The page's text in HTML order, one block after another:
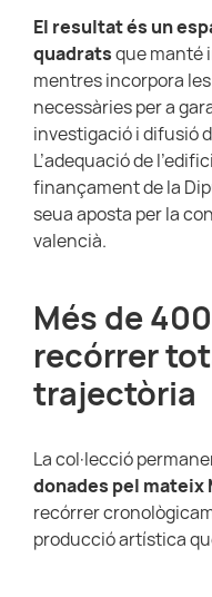
El resultat és un
quadratsque manté
mentres incorpora
necessàries per a
investigació i difusió
L’adequació de
finançament de la
seua aposta per la
valencià.
Més de
recórrer
trajectòria
La col·lecció
donades pel mateix
recórrer
producció artística